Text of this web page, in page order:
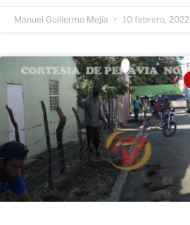
Manuel Guillermo Mejía 10 febrero, 2022